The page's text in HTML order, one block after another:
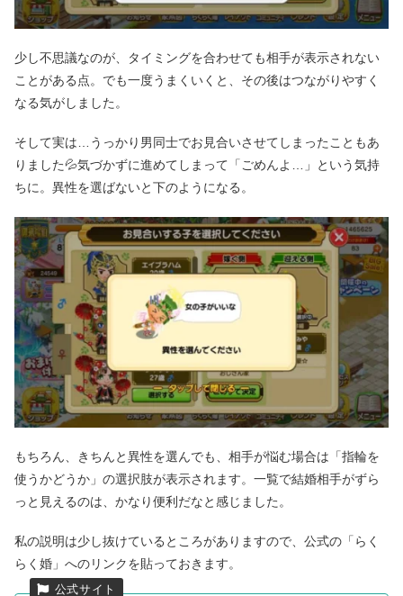
少し不思議なのが、タイミングを合わせても相手が表示されない
ことがある点。でも一度うまくいくと、その後はつながりやすく
なる気がしました。
そして実は…うっかり男同士でお見合いさせてしまったこともあ
りました💦気づかずに進めてしまって「ごめんよ…」という気持
ちに。異性を選ばないと下のようになる。
もちろん、きちんと異性を選んでも、相手が悩む場合は「指輪を
使うかどうか」の選択肢が表示されます。一覧で結婚相手がずら
っと見えるのは、かなり便利だなと感じました。
私の説明は少し抜けているところがありますので、公式の「らく
らく婚」へのリンクを貼っておきます。